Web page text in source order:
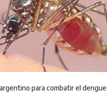
para combatir el dengue